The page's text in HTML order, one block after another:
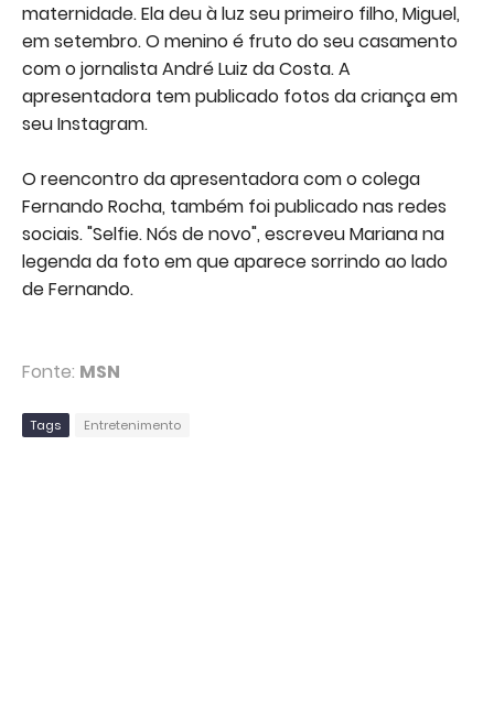
maternidade. Ela deu à luz seu primeiro filho, Miguel,
em setembro. O menino é fruto do seu casamento
com o jornalista André Luiz da Costa. A
apresentadora tem publicado fotos da criança em
seu Instagram.
O reencontro da apresentadora com o colega
Fernando Rocha, também foi publicado nas redes
sociais. "Selfie. Nós de novo", escreveu Mariana na
legenda da foto em que aparece sorrindo ao lado
de Fernando.
Fonte: MSN
Tags Entretenimento